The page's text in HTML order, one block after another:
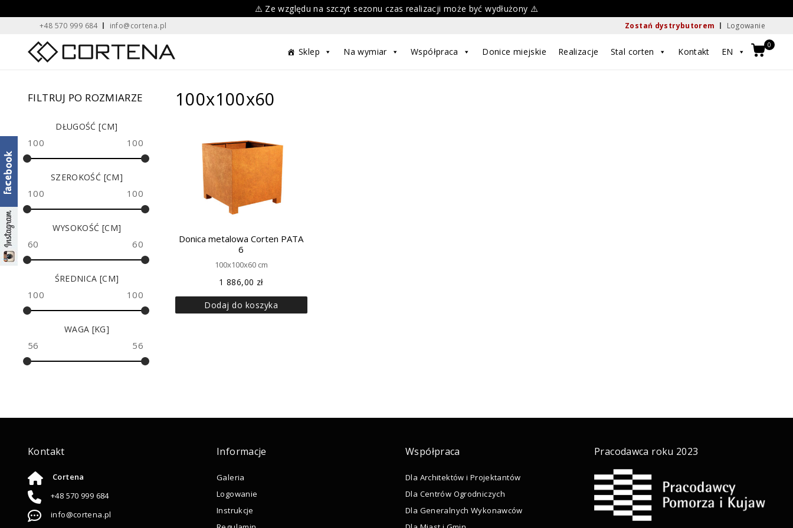
content
⚠️ Ze względu na szczyt sezonu czas realizacji może być wydłużony ⚠️
+48 570 999 684 info@cortena.pl Zostań dystrybutorem Logowanie
Home Sklep Na wymiar Współpraca Donice miejskie Realizacje Stal corten Kontakt EN
0
100x100x60
Donica metalowa Corten PATA
6
100x100x60 cm
1 886,00 zł
Dodaj do koszyka
FILTRUJ PO ROZMIARZE
DŁUGOŚĆ [CM]
100 100
SZEROKOŚĆ [CM]
100 100
WYSOKOŚĆ [CM]
60 60
ŚREDNICA [CM]
100 100
WAGA [KG]
56 56
Kontakt
Cortena
+48 570 999 684
info@cortena.pl
Informacje
Galeria
Logowanie
Instrukcje
Współpraca
Dla Architektów i Projektantów
Dla Centrów Ogrodniczych
Dla Generalnych Wykonawców
Pracodawca roku 2023